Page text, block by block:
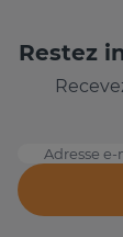
Restez
Adresse e-